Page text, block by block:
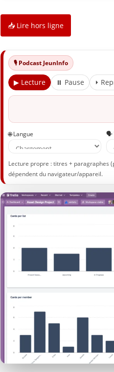
📥 Lire hors ligne
🎙️ Podcast JeunInfo
▶ Lecture ⏸ Pause ⏵
🌐 Langue 🗣️
Lecture propre : titres + paragraphes
dépendent du navigateur/appareil.